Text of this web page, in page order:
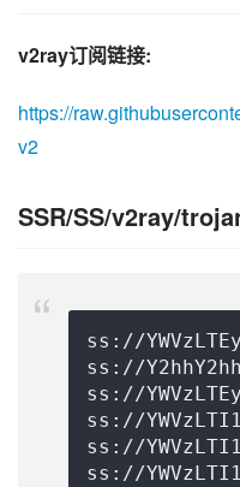
v2ray订阅链接:
https://
v2
SSR/SS/v2ray/
ss://
ss://
ss://
ss://
ss://
ss://